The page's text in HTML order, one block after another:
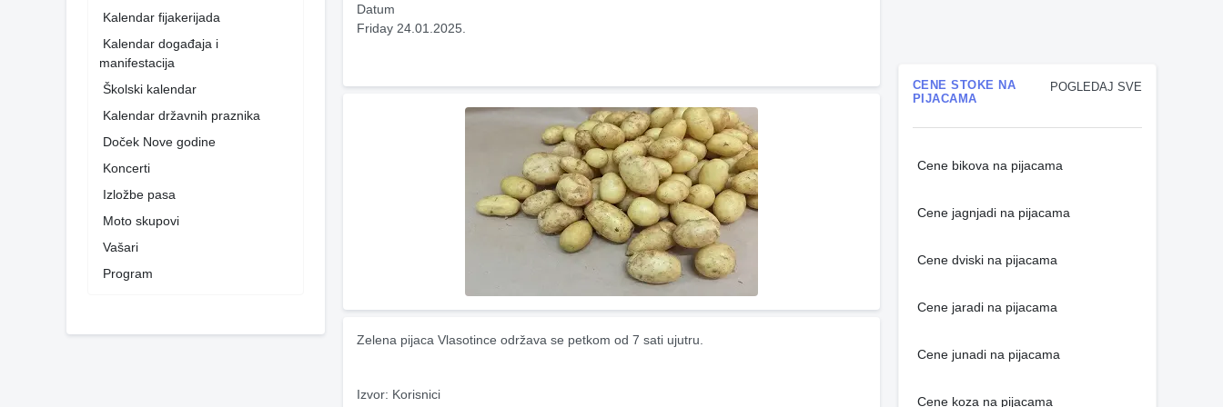
Kalendar fijakerijada
Kalendar događaja i
manifestacija
Školski kalendar
Kalendar državnih praznika
Doček Nove godine
Koncerti
Izložbe pasa
Moto skupovi
Vašari
Program
Datum
Friday 24.01.2025.
Zelena pijaca Vlasotince održava se petkom od 7 sati ujutru.
Izvor: Korisnici
POGLEDAJ SVE
CENE STOKE NA
PIJACAMA
Cene bikova na pijacama
Cene jagnjadi na pijacama
Cene dviski na pijacama
Cene jaradi na pijacama
Cene junadi na pijacama
Cene koza na pijacama